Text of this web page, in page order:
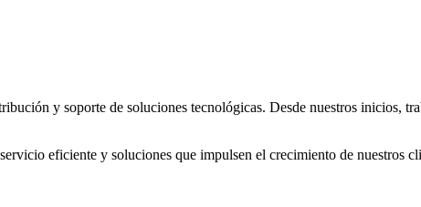
y soporte de soluciones tecnológicas. Desde nuestros inicios,
eficiente y soluciones que impulsen el crecimiento de nuestros